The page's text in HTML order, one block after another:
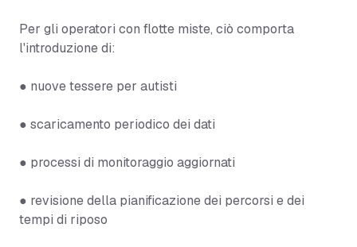
Per gli operatori con flotte miste, ciò comporta
l'introduzione di:
● nuove tessere per autisti
● scaricamento periodico dei dati
● processi di monitoraggio aggiornati
● revisione della pianificazione dei percorsi e dei
tempi di riposo